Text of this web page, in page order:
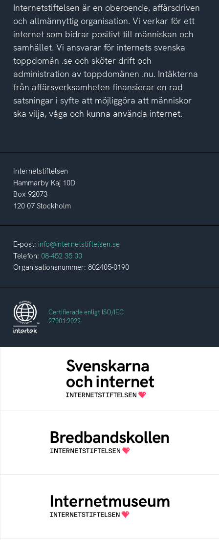
del
av
integritetspolicyn
Internetstiftelsen är en oberoende, affärsdriven
och allmännyttig organisation. Vi verkar för ett
internet som bidrar positivt till människan och
samhället. Vi ansvarar för internets svenska
toppdomän .se och sköter drift och
administration av toppdomänen .nu. Intäkterna
från affärsverksamheten finansierar en rad
satsningar i syfte att möjliggöra att människor
ska vilja, våga och kunna använda internet.
Internetstiftelsen
Hammarby Kaj 10D
Box 92073
120 07 Stockholm
E-post: info@internetstiftelsen.se
Telefon: 08-452 35 00
Organisationsnummer: 802405-0190
Certifierade enligt ISO/IEC
27001:2022
Svenskarna och internet
En årlig studie av svenska folkets
internetvanor
Bredbandskollen är ett oberoende
konsumentverktyg som drivs av
Internetstiftelsen
Ett digitalt museum som byggts, och kureras
av Internetstiftelsen